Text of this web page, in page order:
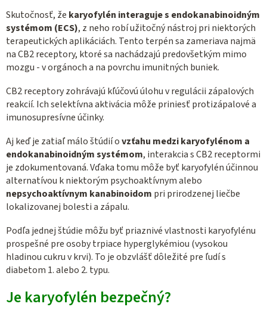
Skutočnosť, že karyofylén interaguje s endokanabinoidným
systémom (ECS), z neho robí užitočný nástroj pri niektorých
terapeutických aplikáciách. Tento terpén sa zameriava najmä
na CB2 receptory, ktoré sa nachádzajú predovšetkým mimo
mozgu - v orgánoch a na povrchu imunitných buniek.
CB2 receptory zohrávajú kľúčovú úlohu v regulácii zápalových
reakcií. Ich selektívna aktivácia môže priniesť protizápalové a
imunosupresívne účinky.
Aj keď je zatiaľ málo štúdií ovzťahu medzi karyofylénom a
endokanabinoidným systémom, interakcia s CB2 receptormi
je zdokumentovaná. Vďaka tomu môže byť karyofylén účinnou
alternatívou k niektorým psychoaktívnym alebo
nepsychoaktívnym kanabinoidom pri prirodzenej liečbe
lokalizovanej bolesti a zápalu.
Podľa jednej štúdie môžu byť priaznivé vlastnosti karyofylénu
prospešné pre osoby trpiace hyperglykémiou (vysokou
hladinou cukru v krvi). To je obzvlášť dôležité pre ľudí s
diabetom 1. alebo 2. typu.
Je karyofylén bezpečný?